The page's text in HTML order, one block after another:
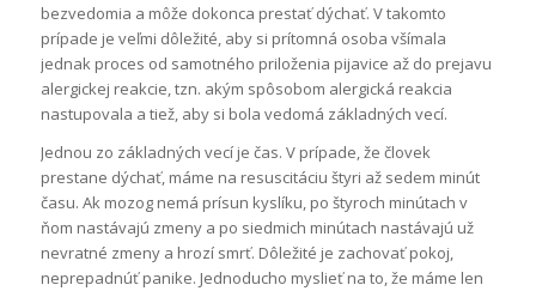
bezvedomia a môže dokonca prestať dýchať. V takomto
prípade je veľmi dôležité, aby si prítomná osoba všímala
jednak proces od samotného priloženia pijavice až do prejavu
alergickej reakcie, tzn. akým spôsobom alergická reakcia
nastupovala a tiež, aby si bola vedomá základných vecí.
Jednou zo základných vecí je čas. V prípade, že človek
prestane dýchať, máme na resuscitáciu štyri až sedem minút
času. Ak mozog nemá prísun kyslíku, po štyroch minútach v
ňom nastávajú zmeny a po siedmich minútach nastávajú už
nevratné zmeny a hrozí smrť. Dôležité je zachovať pokoj,
neprepadnúť panike. Jednoducho myslieť na to, že máme len